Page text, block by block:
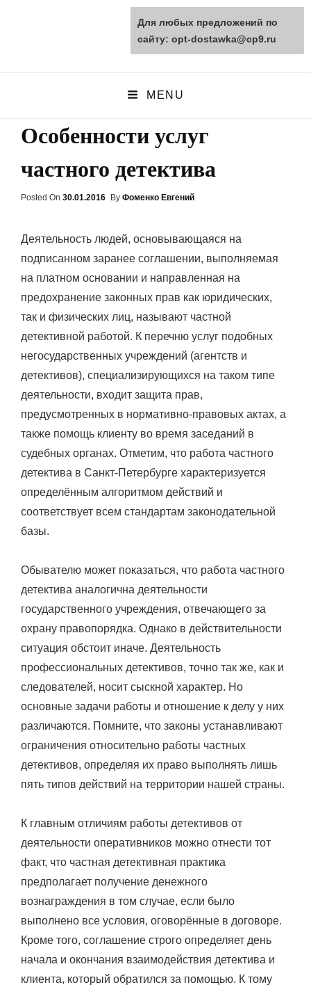
opt-dostawka.ru
MENU
Особенности услуг
частного детектива
Posted On Posted
30.01.2016 By Фоменко Евгений
Деятельность людей, основывающаяся на
подписанном заранее соглашении, выполняемая
на платном основании и направленная на
предохранение законных прав как юридических,
так и физических лиц, называют частной
детективной работой. К перечню услуг подобных
негосударственных учреждений (агентств и
детективов), специализирующихся на таком типе
деятельности, входит защита прав,
предусмотренных в нормативно-правовых актах, а
также помощь клиенту во время заседаний в
судебных органах. Отметим, что работа частного
детектива в Санкт-Петербурге характеризуется
определённым алгоритмом действий и
соответствует всем стандартам законодательной
базы.
Обывателю может показаться, что работа частного
детектива аналогична деятельности
государственного учреждения, отвечающего за
охрану правопорядка. Однако в действительности
ситуация обстоит иначе. Деятельность
профессиональных детективов, точно так же, как и
следователей, носит сыскной характер. Но
основные задачи работы и отношение к делу у них
различаются. Помните, что законы устанавливают
ограничения относительно работы частных
детективов, определяя их право выполнять лишь
пять типов действий на территории нашей страны.
К главным отличиям работы детективов от
деятельности оперативников можно отнести тот
факт, что частная детективная практика
предполагает получение денежного
вознаграждения в том случае, если было
выполнено все условия, оговорённые в договоре.
Кроме того, соглашение строго определяет день
начала и окончания взаимодействия детектива и
клиента, который обратился за помощью. К тому
Для любых предложений по
сайту: opt-dostawka@cp9.ru